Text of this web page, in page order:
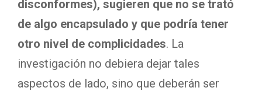
disconformes), sugieren que no se trató
de algo encapsulado y que podría tener
otro nivel de complicidades. La
investigación no debiera dejar tales
aspectos de lado, sino que deberán ser